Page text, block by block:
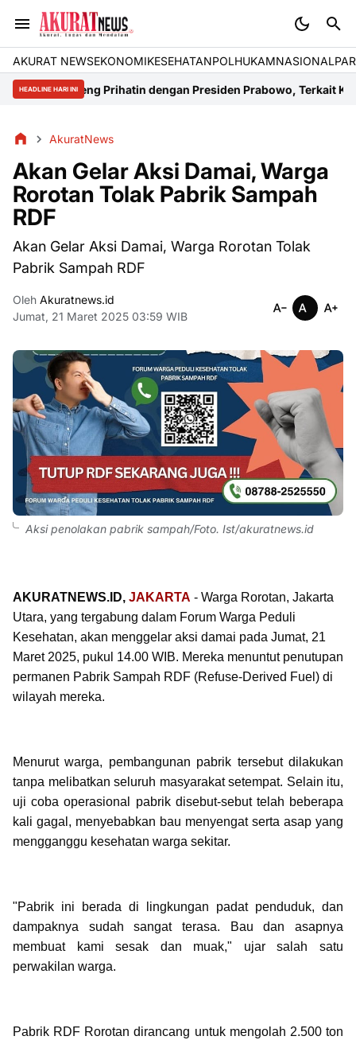
AKURAT NEWSEKONOMIKESEHATANPOLHUKAMNASIONAL
HEADLINE HARI INIPrihatin dengan Presiden Prabowo, Terkait Krisis Energi
AkuratNews
Akan Gelar Aksi Damai, Warga
Rorotan Tolak Pabrik Sampah
RDF
Akan Gelar Aksi Damai, Warga Rorotan Tolak
Pabrik Sampah RDF
Oleh Akuratnews.id
Jumat, 21 Maret 2025 03:59 WIB
Aksi penolakan pabrik sampah/Foto. Ist/akuratnews.id
AKURATNEWS.ID, JAKARTA - Warga Rorotan, Jakarta
Utara, yang tergabung dalam Forum Warga Peduli
Kesehatan, akan menggelar aksi damai pada Jumat, 21
Maret 2025, pukul 14.00 WIB. Mereka menuntut penutupan
permanen Pabrik Sampah RDF (Refuse-Derived Fuel) di
wilayah mereka.
Menurut warga, pembangunan pabrik tersebut dilakukan
tanpa melibatkan seluruh masyarakat setempat. Selain itu,
uji coba operasional pabrik disebut-sebut telah beberapa
kali gagal, menyebabkan bau menyengat serta asap yang
mengganggu kesehatan warga sekitar.
"Pabrik ini berada di lingkungan padat penduduk, dan
dampaknya sudah sangat terasa. Bau dan asapnya
membuat kami sesak dan muak," ujar salah satu
perwakilan warga.
Pabrik RDF Rorotan dirancang untuk mengolah 2.500 ton